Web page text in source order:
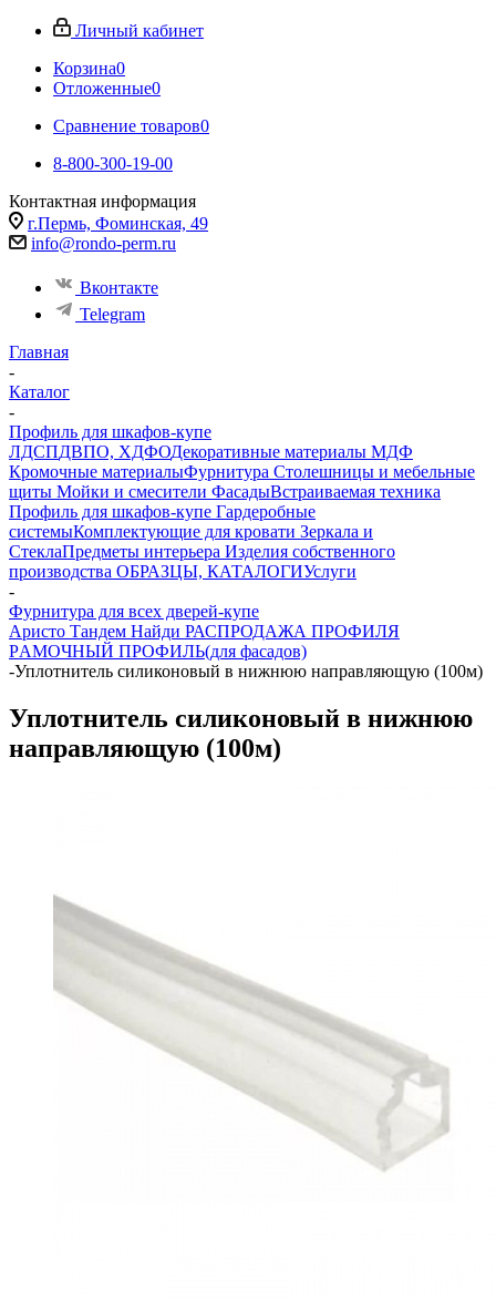
Личный кабинет
Корзина0
Отложенные0
Сравнение товаров0
8-800-300-19-00
Контактная информация
г.Пермь, Фоминская, 49
info@rondo-perm.ru
Вконтакте
Telegram
Главная
-
Каталог
-
Профиль для шкафов-купе
ЛДСПДВПО, ХДФОДекоративные материалы МДФ
Кромочные материалыФурнитура Столешницы и мебельные
щиты Мойки и смесители ФасадыВстраиваемая техника
Профиль для шкафов-купе Гардеробные
системыКомплектующие для кровати Зеркала и
СтеклаПредметы интерьера Изделия собственного
производства ОБРАЗЦЫ, КАТАЛОГИУслуги
-
Фурнитура для всех дверей-купе
Аристо Тандем Найди РАСПРОДАЖА ПРОФИЛЯ
PАМОЧНЫЙ ПРОФИЛЬ(для фасадов)
-Уплотнитель силиконовый в нижнюю направляющую (100м)
Уплотнитель силиконовый в нижнюю
направляющую (100м)